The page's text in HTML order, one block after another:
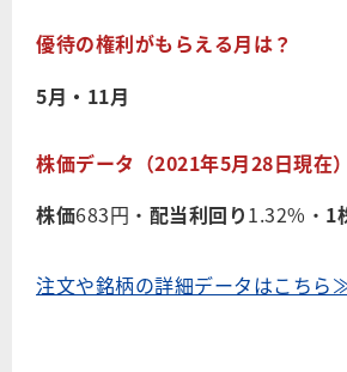
優待の権利がもらえる月は？
5月・11月
株価データ（2021年5月28日現在）
株価683円・ 配当利回り1.32%・ 1
注文や銘柄の詳細データはこち